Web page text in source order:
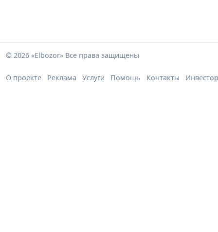
© 2026 «Elbozor» Все права защищены
О проекте Реклама Услуги Помощь Контакты